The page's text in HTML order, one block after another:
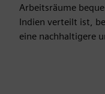
Arbeitsräume
Indien verteilt ist,
eine nachhaltigere